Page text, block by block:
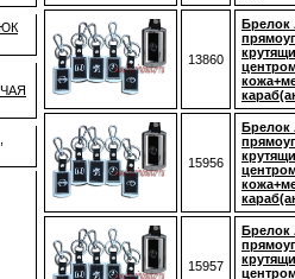
13860
Брелок
15956
Брелок
15957
Брелок